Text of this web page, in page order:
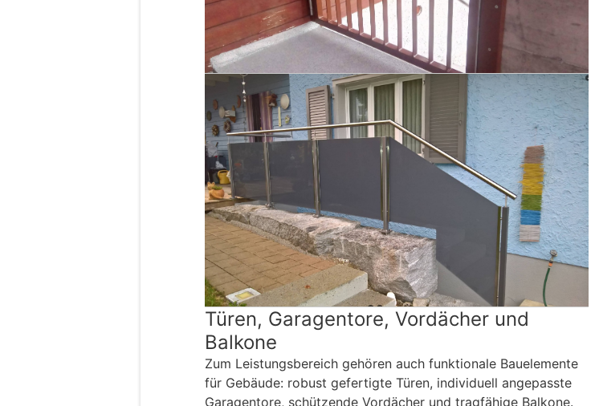
Türen, Garagentore, Vordächer und
Balkone
Zum Leistungsbereich gehören auch funktionale Bauelemente
für Gebäude: robust gefertigte Türen, individuell angepasste
Garagentore, schützende Vordächer und tragfähige Balkone.